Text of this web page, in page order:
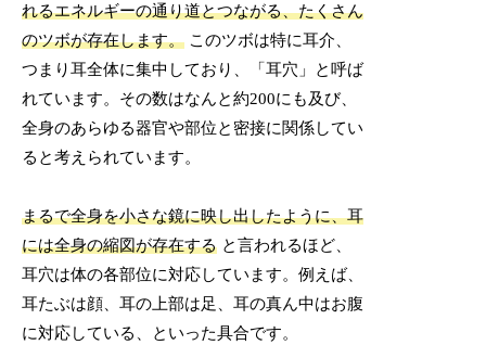
れるエネルギーの通り道とつながる、たくさん
のツボが存在します。 このツボは特に耳介、
つまり耳全体に集中しており、「耳穴」と呼ば
れています。その数はなんと約200にも及び、
全身のあらゆる器官や部位と密接に関係してい
ると考えられています。
まるで全身を小さな鏡に映し出したように、耳
には全身の縮図が存在する と言われるほど、
耳穴は体の各部位に対応しています。例えば、
耳たぶは顔、耳の上部は足、耳の真ん中はお腹
に対応している、といった具合です。